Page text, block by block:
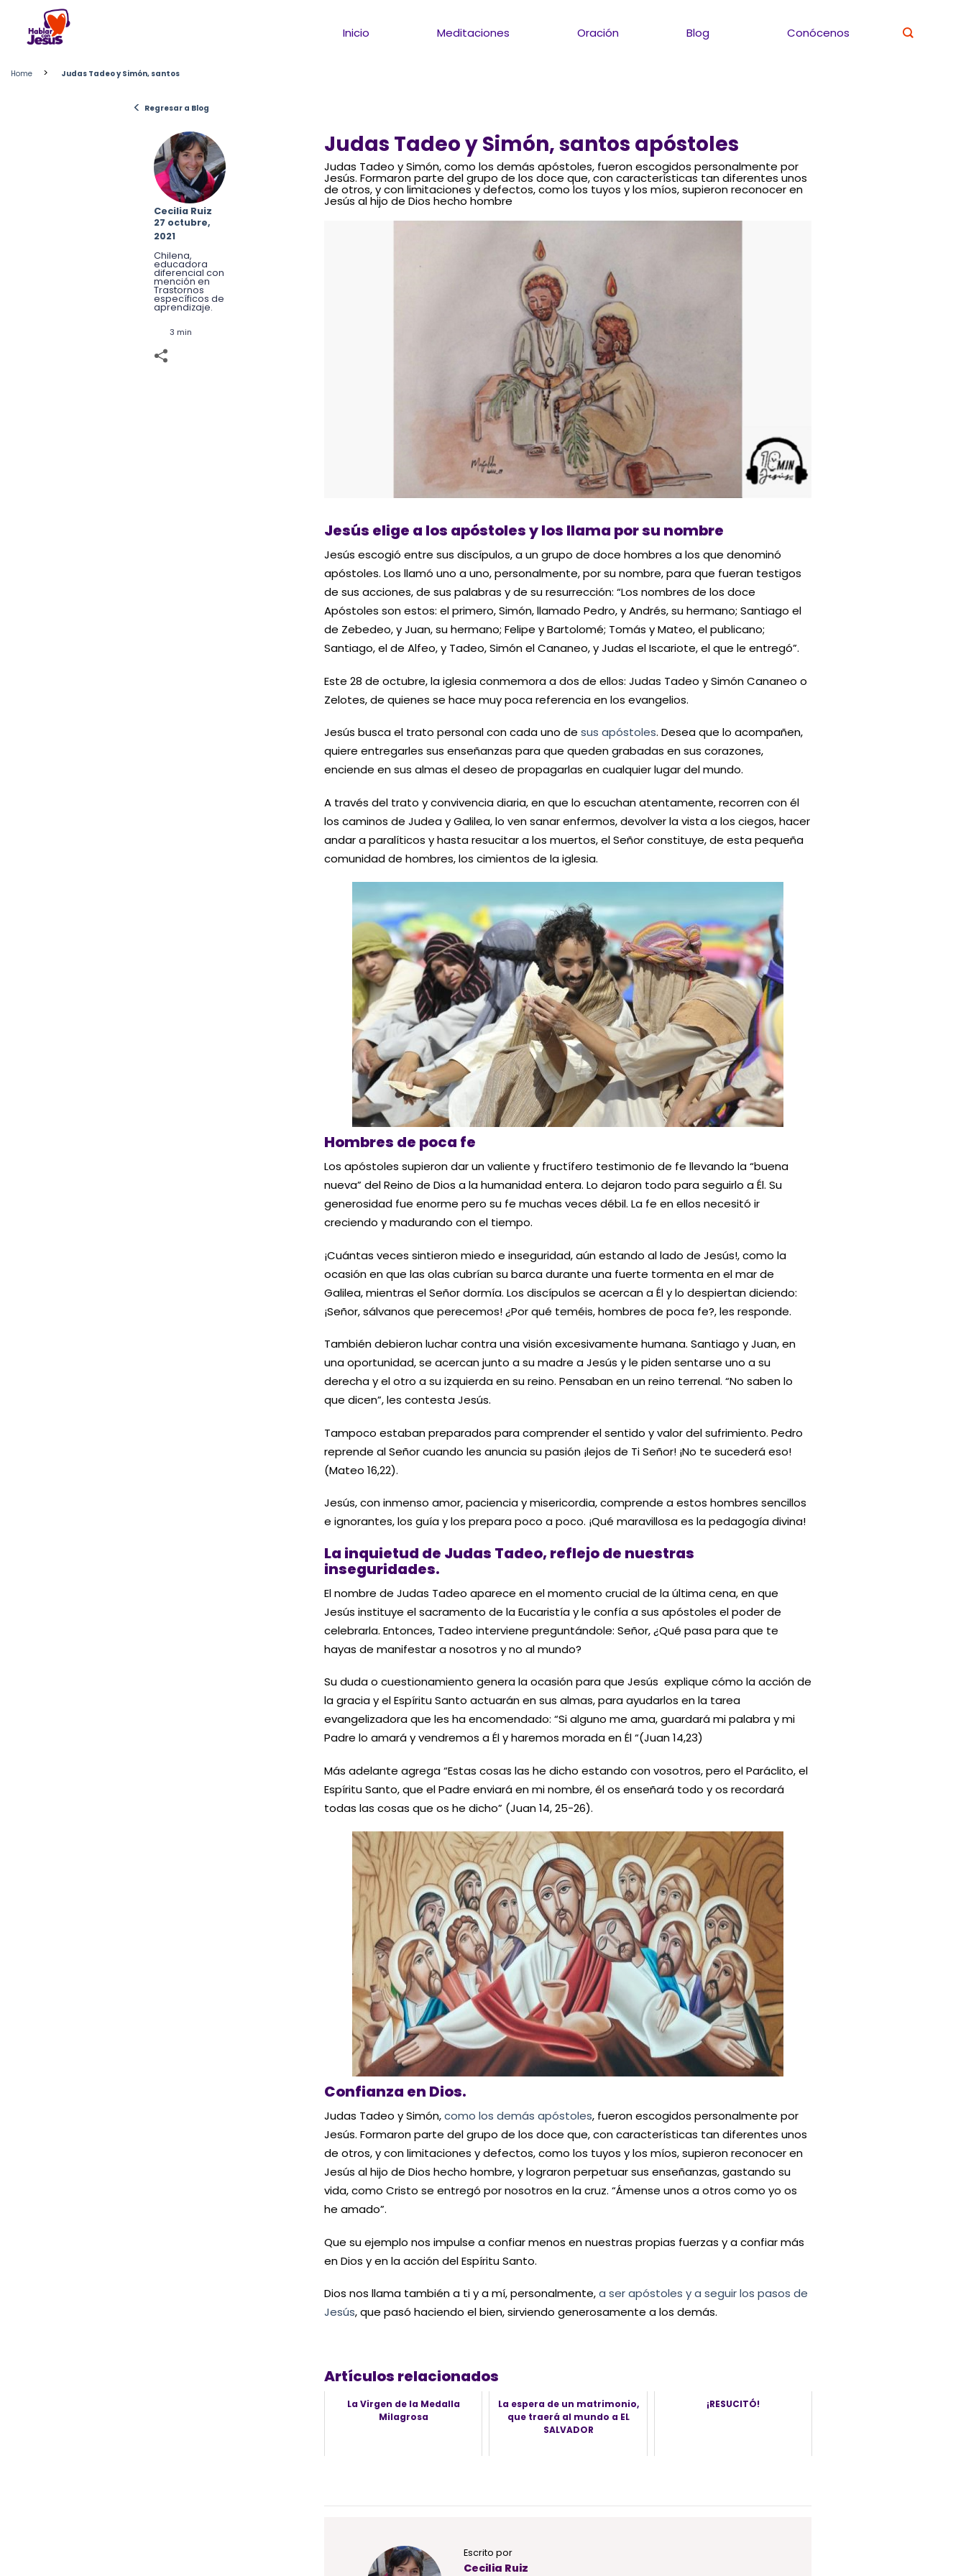
content
Inicio Meditaciones Oración Blog Conócenos
Home > Judas Tadeo y Simón, santos
< Regresar a Blog
Cecilia Ruiz
27 octubre,
2021
Chilena,
educadora
diferencial con
mención en
Trastornos
específicos de
aprendizaje.
3 min
Judas Tadeo y Simón, santos apóstoles
Judas Tadeo y Simón, como los demás apóstoles, fueron escogidos personalmente por
Jesús. Formaron parte del grupo de los doce que, con características tan diferentes unos
de otros, y con limitaciones y defectos, como los tuyos y los míos, supieron reconocer en
Jesús al hijo de Dios hecho hombre
Jesús elige a los apóstoles y los llama por su nombre
Jesús escogió entre sus discípulos, a un grupo de doce hombres a los que denominó
apóstoles. Los llamó uno a uno, personalmente, por su nombre, para que fueran testigos
de sus acciones, de sus palabras y de su resurrección: “Los nombres de los doce
Apóstoles son estos: el primero, Simón, llamado Pedro, y Andrés, su hermano; Santiago el
de Zebedeo, y Juan, su hermano; Felipe y Bartolomé; Tomás y Mateo, el publicano;
Santiago, el de Alfeo, y Tadeo, Simón el Cananeo, y Judas el Iscariote, el que le entregó”.
Este 28 de octubre, la iglesia conmemora a dos de ellos: Judas Tadeo y Simón Cananeo o
Zelotes, de quienes se hace muy poca referencia en los evangelios.
Jesús busca el trato personal con cada uno de sus apóstoles. Desea que lo acompañen,
quiere entregarles sus enseñanzas para que queden grabadas en sus corazones,
enciende en sus almas el deseo de propagarlas en cualquier lugar del mundo.
A través del trato y convivencia diaria, en que lo escuchan atentamente, recorren con él
los caminos de Judea y Galilea, lo ven sanar enfermos, devolver la vista a los ciegos, hacer
andar a paralíticos y hasta resucitar a los muertos, el Señor constituye, de esta pequeña
comunidad de hombres, los cimientos de la iglesia.
Hombres de poca fe
Los apóstoles supieron dar un valiente y fructífero testimonio de fe llevando la “buena
nueva” del Reino de Dios a la humanidad entera. Lo dejaron todo para seguirlo a Él. Su
generosidad fue enorme pero su fe muchas veces débil. La fe en ellos necesitó ir
creciendo y madurando con el tiempo.
¡Cuántas veces sintieron miedo e inseguridad, aún estando al lado de Jesús!, como la
ocasión en que las olas cubrían su barca durante una fuerte tormenta en el mar de
Galilea, mientras el Señor dormía. Los discípulos se acercan a Él y lo despiertan diciendo:
¡Señor, sálvanos que perecemos! ¿Por qué teméis, hombres de poca fe?, les responde.
También debieron luchar contra una visión excesivamente humana. Santiago y Juan, en
una oportunidad, se acercan junto a su madre a Jesús y le piden sentarse uno a su
derecha y el otro a su izquierda en su reino. Pensaban en un reino terrenal. “No saben lo
que dicen”, les contesta Jesús.
Tampoco estaban preparados para comprender el sentido y valor del sufrimiento. Pedro
reprende al Señor cuando les anuncia su pasión ¡lejos de Ti Señor! ¡No te sucederá eso!
(Mateo 16,22).
Jesús, con inmenso amor, paciencia y misericordia, comprende a estos hombres sencillos
e ignorantes, los guía y los prepara poco a poco. ¡Qué maravillosa es la pedagogía divina!
La inquietud de Judas Tadeo, reflejo de nuestras
inseguridades.
El nombre de Judas Tadeo aparece en el momento crucial de la última cena, en que
Jesús instituye el sacramento de la Eucaristía y le confía a sus apóstoles el poder de
celebrarla. Entonces, Tadeo interviene preguntándole: Señor, ¿Qué pasa para que te
hayas de manifestar a nosotros y no al mundo?
Su duda o cuestionamiento genera la ocasión para que Jesús explique cómo la acción de
la gracia y el Espíritu Santo actuarán en sus almas, para ayudarlos en la tarea
evangelizadora que les ha encomendado: “Si alguno me ama, guardará mi palabra y mi
Padre lo amará y vendremos a Él y haremos morada en Él “(Juan 14,23)
Más adelante agrega “Estas cosas las he dicho estando con vosotros, pero el Paráclito, el
Espíritu Santo, que el Padre enviará en mi nombre, él os enseñará todo y os recordará
todas las cosas que os he dicho” (Juan 14, 25-26).
Confianza en Dios.
Judas Tadeo y Simón,como los demás apóstoles, fueron escogidos personalmente por
Jesús. Formaron parte del grupo de los doce que, con características tan diferentes unos
de otros, y con limitaciones y defectos, como los tuyos y los míos, supieron reconocer en
Jesús al hijo de Dios hecho hombre, y lograron perpetuar sus enseñanzas, gastando su
vida, como Cristo se entregó por nosotros en la cruz. “Ámense unos a otros como yo os
he amado”.
Que su ejemplo nos impulse a confiar menos en nuestras propias fuerzas y a confiar más
en Dios y en la acción del Espíritu Santo.
Dios nos llama también a ti y a mí, personalmente,a ser apóstoles y a seguir los pasos de
Jesús, que pasó haciendo el bien, sirviendo generosamente a los demás.
Artículos relacionados
La Virgen de la Medalla
Milagrosa
La espera de un matrimonio,
que traerá al mundo a EL
SALVADOR
¡RESUCITÓ!
Escrito por
Cecilia Ruiz